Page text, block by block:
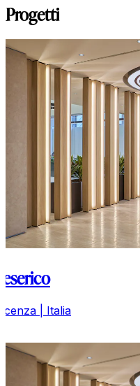
Progetti
Peserico
Vicenza | Italia